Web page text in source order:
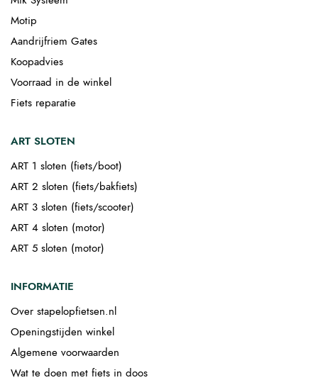
Motip
Aandrijfriem Gates
Koopadvies
Voorraad in de winkel
Fiets reparatie
ART SLOTEN
ART 1 sloten (fiets/boot)
ART 2 sloten (fiets/bakfiets)
ART 3 sloten (fiets/scooter)
ART 4 sloten (motor)
ART 5 sloten (motor)
INFORMATIE
Over stapelopfietsen.nl
Openingstijden winkel
Algemene voorwaarden
Wat te doen met fiets in doos